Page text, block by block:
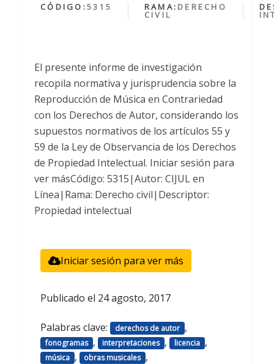
CÓDIGO:5315 RAMA: DERECHO
CIVIL
El presente informe de investigación
recopila normativa y jurisprudencia sobre la
Reproducción de Música en Contrariedad
con los Derechos de Autor, considerando los
supuestos normativos de los artículos 55 y
59 de la Ley de Observancia de los Derechos
de Propiedad Intelectual. Iniciar sesión para
ver másCódigo: 5315|Autor: CIJUL en
Línea|Rama: Derecho civil|Descriptor:
Propiedad intelectual
Iniciar sesión para ver más
Publicado el 24 agosto, 2017
Palabras clave: derechos de autor ,
fonogramas , interpretaciones , licencia ,
música , obras musicales ,